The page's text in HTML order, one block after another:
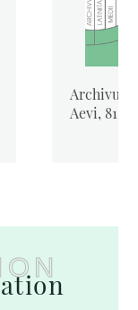
Aevi, 81,